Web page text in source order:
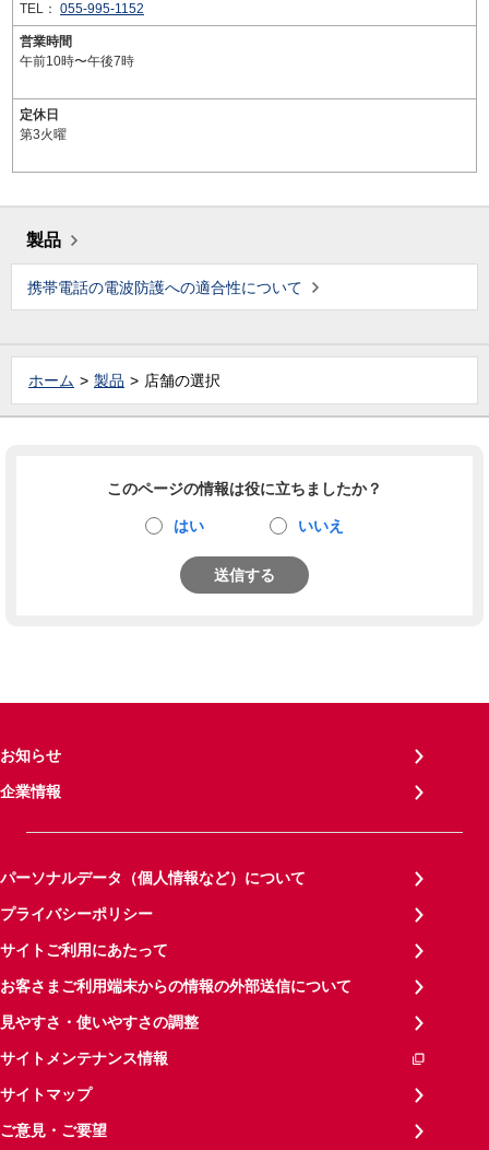
TEL： 055-995-1152
営業時間
午前10時〜午後7時
定休日
第3火曜
製品
携帯電話の電波防護への適合性について
ホーム 製品 店舗の選択
このページの情報は役に立ちましたか？
はい いいえ
送信する
お知らせ
企業情報
パーソナルデータ（個人情報など）について
プライバシーポリシー
サイトご利用にあたって
お客さまご利用端末からの情報の外部送信について
見やすさ・使いやすさの調整
サイトメンテナンス情報
サイトマップ
ご意見・ご要望